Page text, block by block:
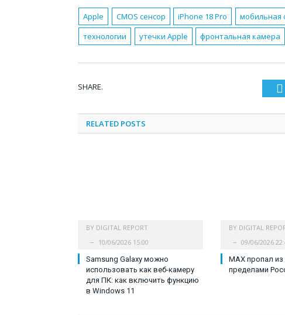
Apple CMOS сенсор iPhone 18 Pro мобильная
технологии
утечки Apple фронтальная камера
SHARE.
RELATED POSTS
BY DIGITAL REPORT
10/06/2026 15:00
Samsung Galaxy можно
использовать как веб-камеру
для ПК: как включить функцию
в Windows 11
BY DIGITAL
09/06/2026
MAX пропал
пределами